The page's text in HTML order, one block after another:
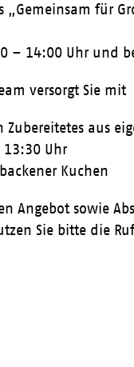
„Gemeinsam für
– 14:00 Uhr und
versorgt Sie mit
Zubereitetes aus
13:30 Uhr
Kuchen
Angebot sowie
Sie bitte die